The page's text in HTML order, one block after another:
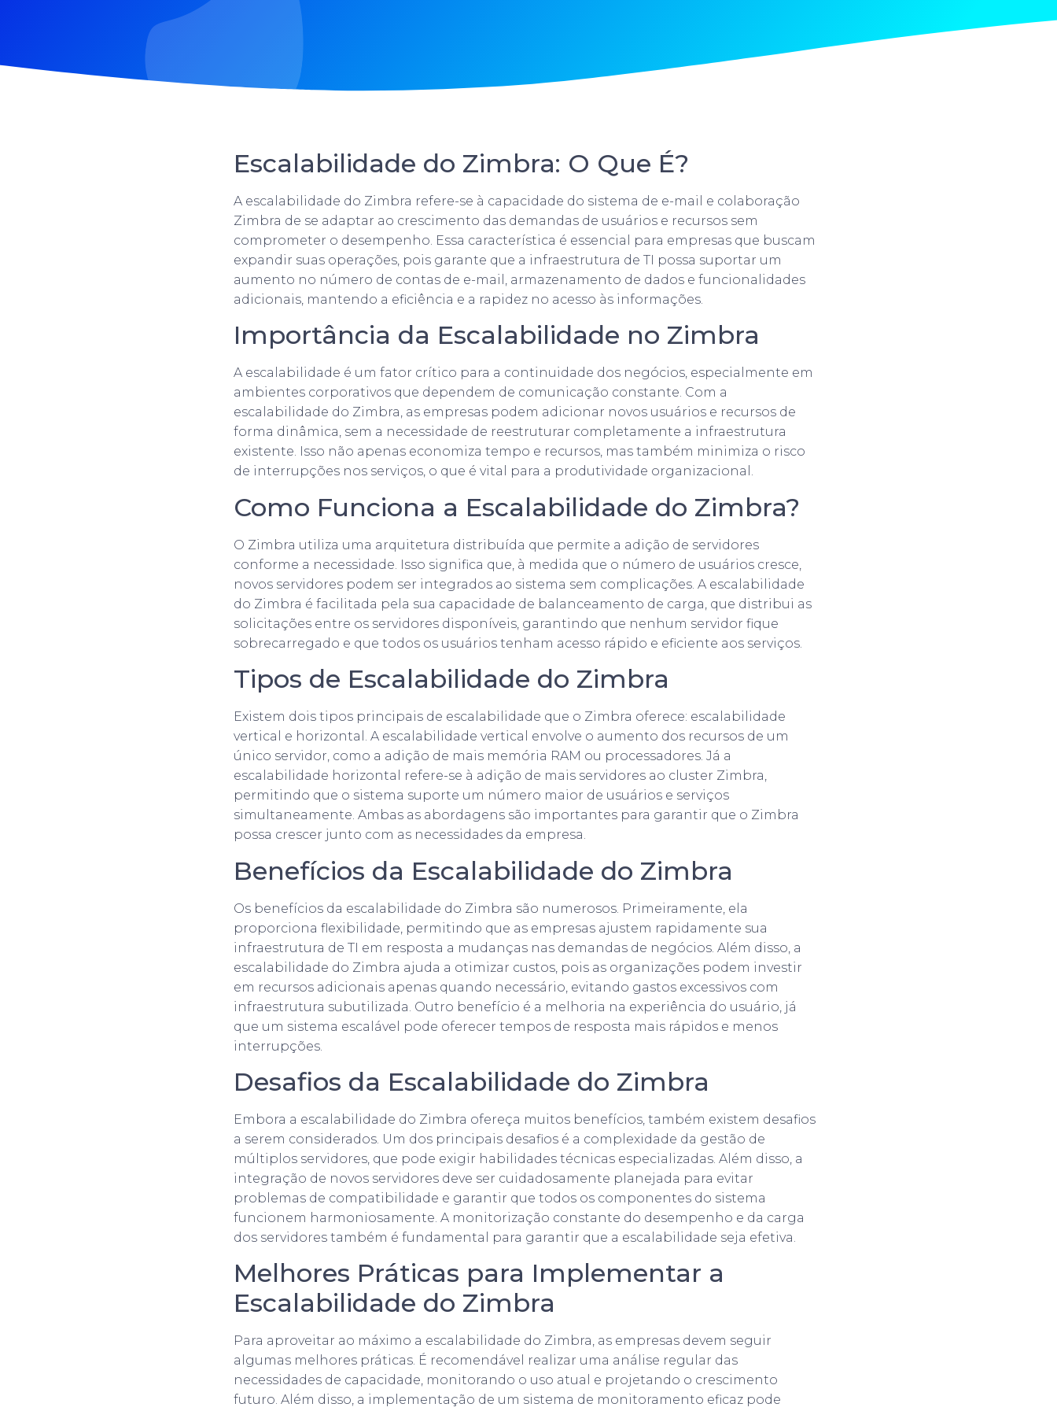
Escalabilidade do Zimbra: O Que É?
A escalabilidade do Zimbra refere-se à capacidade do sistema de e-mail e colaboração
Zimbra de se adaptar ao crescimento das demandas de usuários e recursos sem
comprometer o desempenho. Essa característica é essencial para empresas que buscam
expandir suas operações, pois garante que a infraestrutura de TI possa suportar um
aumento no número de contas de e-mail, armazenamento de dados e funcionalidades
adicionais, mantendo a eficiência e a rapidez no acesso às informações.
Importância da Escalabilidade no Zimbra
A escalabilidade é um fator crítico para a continuidade dos negócios, especialmente em
ambientes corporativos que dependem de comunicação constante. Com a
escalabilidade do Zimbra, as empresas podem adicionar novos usuários e recursos de
forma dinâmica, sem a necessidade de reestruturar completamente a infraestrutura
existente. Isso não apenas economiza tempo e recursos, mas também minimiza o risco
de interrupções nos serviços, o que é vital para a produtividade organizacional.
Como Funciona a Escalabilidade do Zimbra?
O Zimbra utiliza uma arquitetura distribuída que permite a adição de servidores
conforme a necessidade. Isso significa que, à medida que o número de usuários cresce,
novos servidores podem ser integrados ao sistema sem complicações. A escalabilidade
do Zimbra é facilitada pela sua capacidade de balanceamento de carga, que distribui as
solicitações entre os servidores disponíveis, garantindo que nenhum servidor fique
sobrecarregado e que todos os usuários tenham acesso rápido e eficiente aos serviços.
Tipos de Escalabilidade do Zimbra
Existem dois tipos principais de escalabilidade que o Zimbra oferece: escalabilidade
vertical e horizontal. A escalabilidade vertical envolve o aumento dos recursos de um
único servidor, como a adição de mais memória RAM ou processadores. Já a
escalabilidade horizontal refere-se à adição de mais servidores ao cluster Zimbra,
permitindo que o sistema suporte um número maior de usuários e serviços
simultaneamente. Ambas as abordagens são importantes para garantir que o Zimbra
possa crescer junto com as necessidades da empresa.
Benefícios da Escalabilidade do Zimbra
Os benefícios da escalabilidade do Zimbra são numerosos. Primeiramente, ela
proporciona flexibilidade, permitindo que as empresas ajustem rapidamente sua
infraestrutura de TI em resposta a mudanças nas demandas de negócios. Além disso, a
escalabilidade do Zimbra ajuda a otimizar custos, pois as organizações podem investir
em recursos adicionais apenas quando necessário, evitando gastos excessivos com
infraestrutura subutilizada. Outro benefício é a melhoria na experiência do usuário, já
que um sistema escalável pode oferecer tempos de resposta mais rápidos e menos
interrupções.
Desafios da Escalabilidade do Zimbra
Embora a escalabilidade do Zimbra ofereça muitos benefícios, também existem desafios
a serem considerados. Um dos principais desafios é a complexidade da gestão de
múltiplos servidores, que pode exigir habilidades técnicas especializadas. Além disso, a
integração de novos servidores deve ser cuidadosamente planejada para evitar
problemas de compatibilidade e garantir que todos os componentes do sistema
funcionem harmoniosamente. A monitorização constante do desempenho e da carga
dos servidores também é fundamental para garantir que a escalabilidade seja efetiva.
Melhores Práticas para Implementar a
Escalabilidade do Zimbra
Para aproveitar ao máximo a escalabilidade do Zimbra, as empresas devem seguir
algumas melhores práticas. É recomendável realizar uma análise regular das
necessidades de capacidade, monitorando o uso atual e projetando o crescimento
futuro. Além disso, a implementação de um sistema de monitoramento eficaz pode